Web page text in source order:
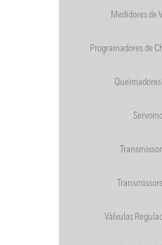
Medidores de
Programadores de
Válvulas